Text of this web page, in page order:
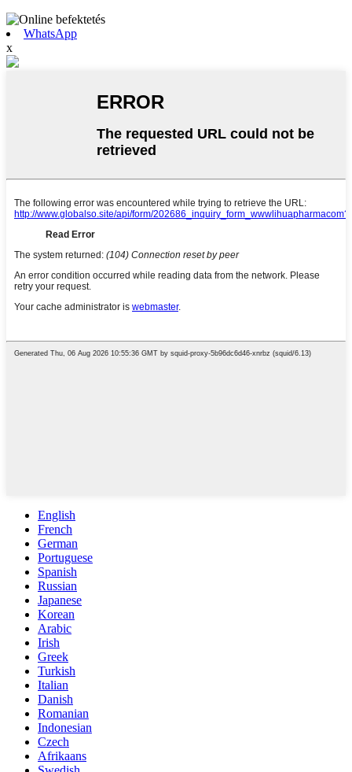
WhatsApp
x
English
French
German
Portuguese
Spanish
Russian
Japanese
Korean
Arabic
Irish
Greek
Turkish
Italian
Danish
Romanian
Indonesian
Czech
Afrikaans